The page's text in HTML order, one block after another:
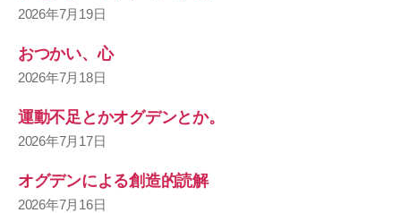
2026年7月19日
おつかい、心
2026年7月18日
運動不足とかオグデンとか。
2026年7月17日
オグデンによる創造的読解
2026年7月16日